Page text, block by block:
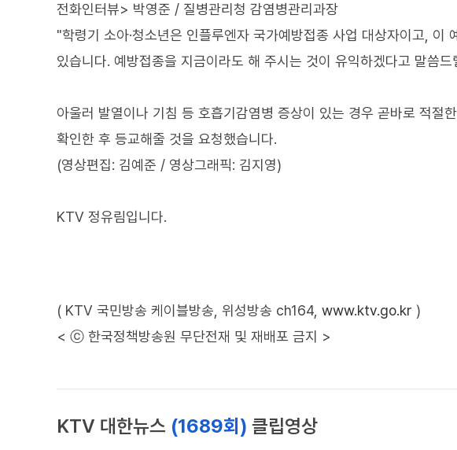
전화인터뷰> 박영준 / 질병관리청 감염병관리과장
"학령기 소아·청소년은 인플루엔자 국가예방접종 사업 대상자이고,
있습니다. 예방접종을 지금이라도 해 주시는 것이 유익하겠다고 말씀드
아울러 발열이나 기침 등 호흡기감염병 증상이 있는 경우 곧바로 적절
확인한 후 등교해줄 것을 요청했습니다.
(영상편집: 김예준 / 영상그래픽: 김지영)
KTV 정유림입니다.
( KTV 국민방송 케이블방송, 위성방송 ch164, www.ktv.go.kr )
< ⓒ 한국정책방송원 무단전재 및 재배포 금지 >
KTV 대한뉴스 (1689회) 클립영상